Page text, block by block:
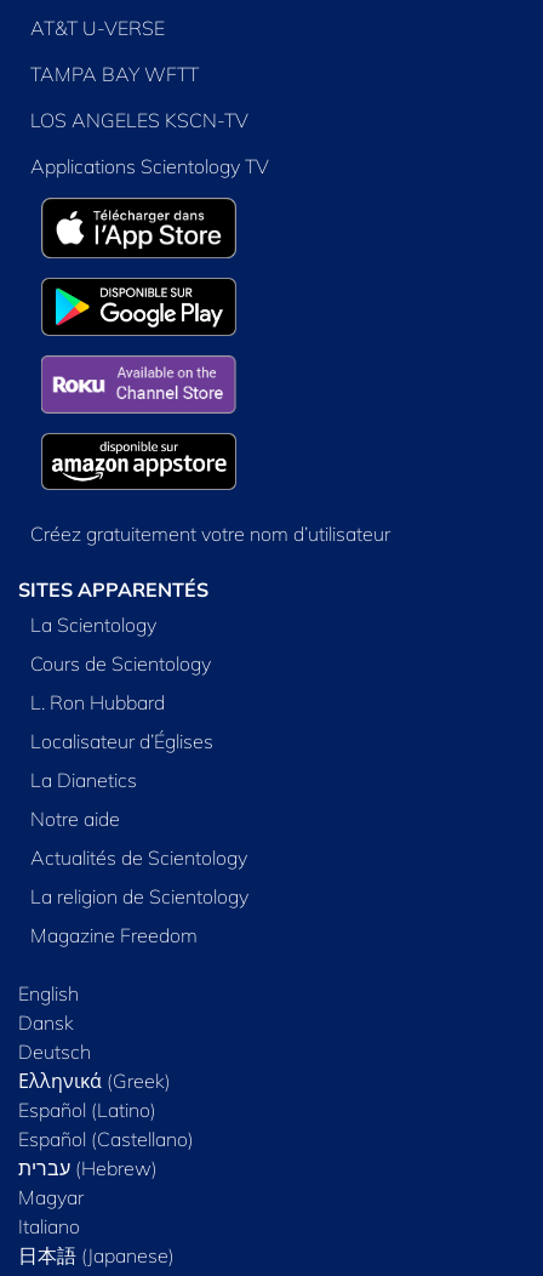
AT&T U-VERSE
TAMPA BAY WFTT
LOS ANGELES KSCN-TV
Applications Scientology TV
Créez gratuitement votre nom d’utilisateur
SITES APPARENTÉS
La Scientology
Cours de Scientology
L. Ron Hubbard
Localisateur d’Églises
La Dianetics
Notre aide
Actualités de Scientology
La religion de Scientology
Magazine Freedom
English
Dansk
Deutsch
Ελληνικά (Greek)
Español (Latino)
Español (Castellano)
Magyar
Italiano
日本語 (Japanese)